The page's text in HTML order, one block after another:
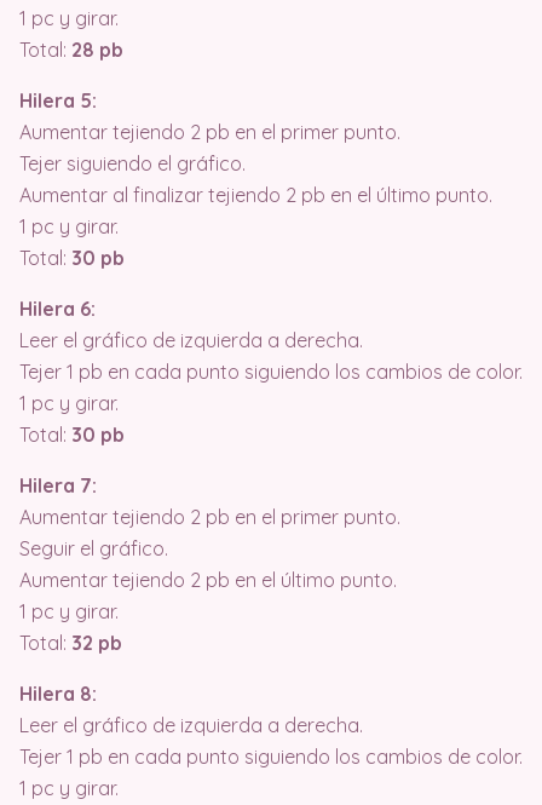
1 pc y girar.
Total: 28 pb
Hilera 5:
Aumentar tejiendo 2 pb en el primer punto.
Tejer siguiendo el gráfico.
Aumentar al finalizar tejiendo 2 pb en el último punto.
1 pc y girar.
Total: 30 pb
Hilera 6:
Leer el gráfico de izquierda a derecha.
Tejer 1 pb en cada punto siguiendo los cambios de color.
1 pc y girar.
Total: 30 pb
Hilera 7:
Aumentar tejiendo 2 pb en el primer punto.
Seguir el gráfico.
Aumentar tejiendo 2 pb en el último punto.
1 pc y girar.
Total: 32 pb
Hilera 8:
Leer el gráfico de izquierda a derecha.
Tejer 1 pb en cada punto siguiendo los cambios de color.
1 pc y girar.